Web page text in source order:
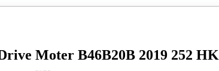
Moter B46B20B 2019 252 HK